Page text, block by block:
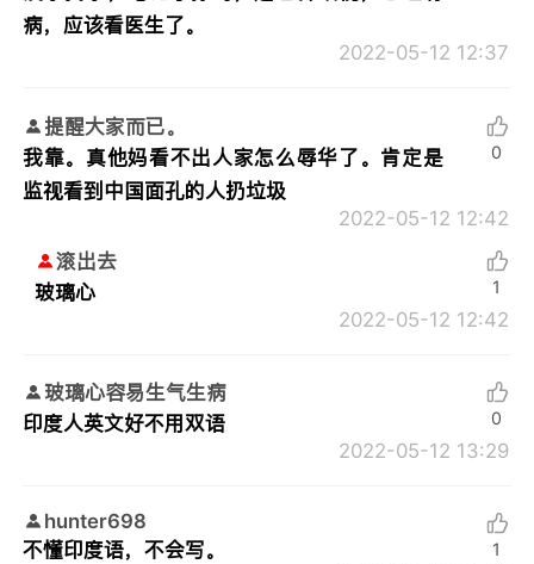
病，应该看医生了。
2022-05-12 12:37
提醒大家而已。
我靠。真他妈看不出人家怎么辱华了。肯定是
监视看到中国面孔的人扔垃圾
2022-05-12 12:42
0
滚出去
玻璃心
2022-05-12 12:42
1
玻璃心容易生气生病
印度人英文好不用双语
2022-05-12 13:29
0
hunter698
不懂印度语，不会写。
1